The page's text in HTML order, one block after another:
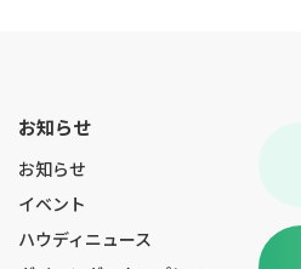
お知らせ
お知らせ
イベント
ハウディニュース